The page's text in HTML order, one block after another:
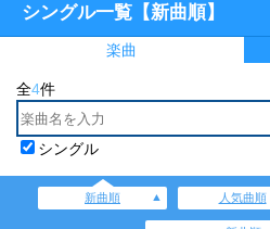
シングル一覧【新曲順】
楽曲
全4件
シングル
新曲順 人気曲順